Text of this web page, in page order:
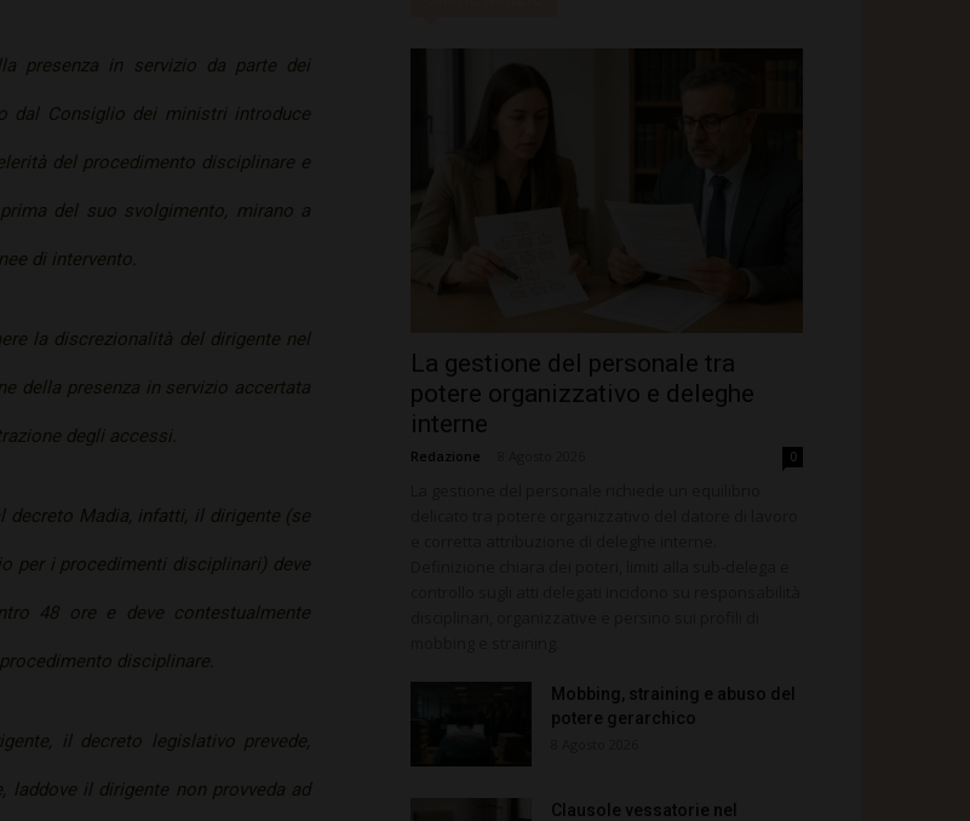
presenza in servizio da parte dei
dal Consiglio dei ministri introduce
del procedimento disciplinare e
del suo svolgimento, mirano a
di intervento.
la discrezionalità del dirigente nel
della presenza in servizio accertata
degli accessi.
decreto Madia, infatti, il dirigente (se
per i procedimenti disciplinari) deve
48 ore e deve contestualmente
disciplinare.
il decreto legislativo prevede,
laddove il dirigente non provveda ad
La gestione del personale tra
potere organizzativo e deleghe
interne
Redazione 0
Mobbing, straining e abuso del
potere gerarchico
Clausole vessatorie nel